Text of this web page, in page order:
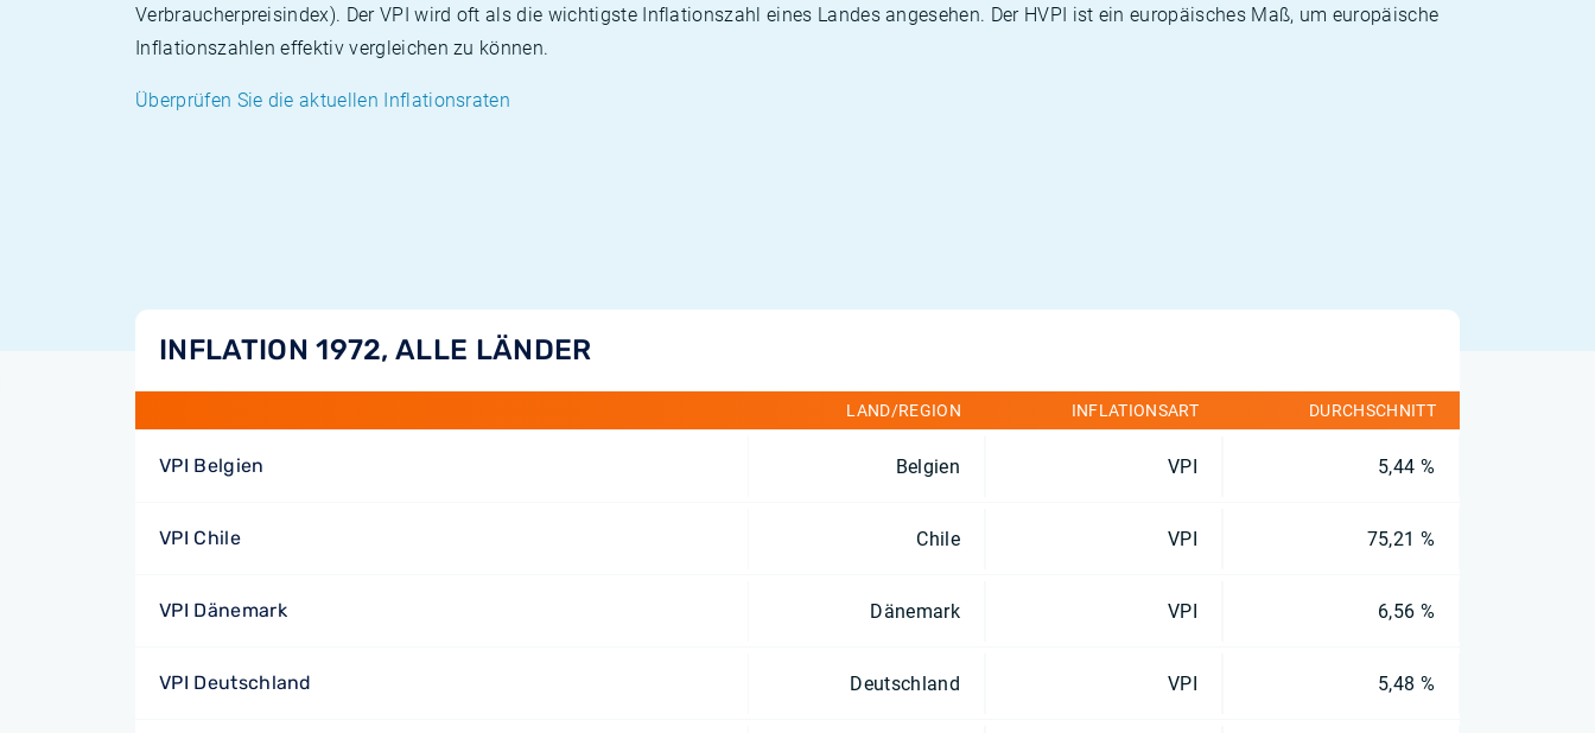
Verbraucherpreisindex). Der VPI wird oft als die wichtigste Inflationszahl eines Landes angesehen. Der HVPI ist ein europäisches Maß, um europäische
Inflationszahlen effektiv vergleichen zu können.
Überprüfen Sie die aktuellen Inflationsraten
INFLATION 1972, ALLE LÄNDER
LAND/REGION INFLATIONSART DURCHSCHNITT
VPI Belgien Belgien VPI 5,44 %
VPI Chile Chile VPI 75,21 %
VPI Dänemark Dänemark VPI 6,56 %
VPI Deutschland Deutschland VPI 5,48 %